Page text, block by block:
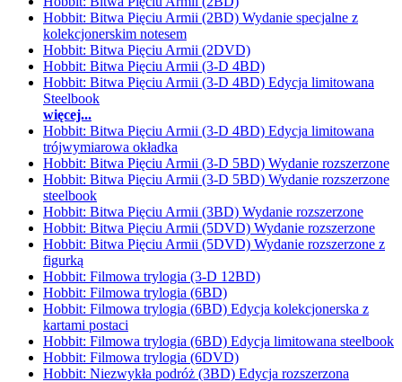
Hobbit: Bitwa Pięciu Armii (2BD) Wydanie specjalne z
kolekcjonerskim notesem
Hobbit: Bitwa Pięciu Armii (2DVD)
Hobbit: Bitwa Pięciu Armii (3-D 4BD)
Hobbit: Bitwa Pięciu Armii (3-D 4BD) Edycja limitowana
Steelbook
więcej...
Hobbit: Bitwa Pięciu Armii (3-D 4BD) Edycja limitowana
trójwymiarowa okładka
Hobbit: Bitwa Pięciu Armii (3-D 5BD) Wydanie rozszerzone
Hobbit: Bitwa Pięciu Armii (3-D 5BD) Wydanie rozszerzone
steelbook
Hobbit: Bitwa Pięciu Armii (3BD) Wydanie rozszerzone
Hobbit: Bitwa Pięciu Armii (5DVD) Wydanie rozszerzone
Hobbit: Bitwa Pięciu Armii (5DVD) Wydanie rozszerzone z
figurką
Hobbit: Filmowa trylogia (3-D 12BD)
Hobbit: Filmowa trylogia (6BD)
Hobbit: Filmowa trylogia (6BD) Edycja kolekcjonerska z
kartami postaci
Hobbit: Filmowa trylogia (6BD) Edycja limitowana steelbook
Hobbit: Filmowa trylogia (6DVD)
Hobbit: Niezwykła podróż (3BD) Edycja rozszerzona